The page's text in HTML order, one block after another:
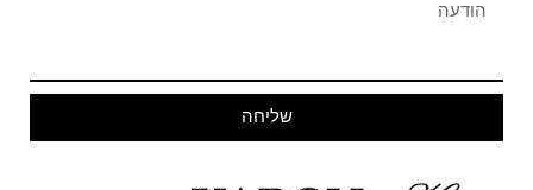
שליחה